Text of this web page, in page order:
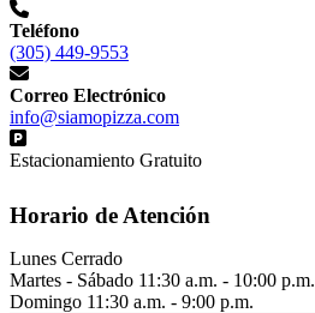
Teléfono
(305) 449-9553
Correo Electrónico
info@siamopizza.com
Estacionamiento Gratuito
Horario de Atención
Lunes Cerrado
Martes - Sábado 11:30 a.m. - 10:00 p.m.
Domingo 11:30 a.m. - 9:00 p.m.